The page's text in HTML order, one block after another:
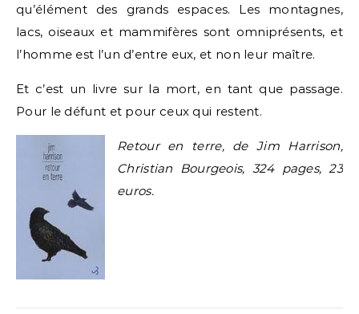
qu’élément des grands espaces. Les montagnes,
lacs, oiseaux et mammifères sont omniprésents, et
l’homme est l’un d’entre eux, et non leur maître.
Et c’est un livre sur la mort, en tant que passage.
Pour le défunt et pour ceux qui restent.
Retour en terre, de Jim Harrison,
Christian Bourgeois, 324 pages, 23
euros.